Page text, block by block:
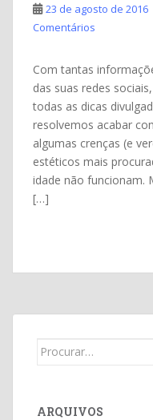
23 de agosto de 2016
Comentários
Com tantas
das suas redes
todas as dicas
resolvemos acabar
algumas crenças (e
estéticos mais
idade não funcionam.
[…]
Search
ARQUIVOS